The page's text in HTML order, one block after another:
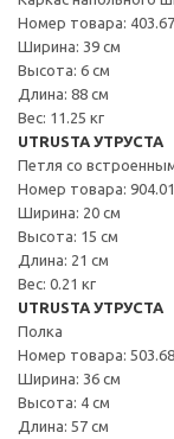
Номер товара:
Ширина: 39 см
Высота: 6 см
Длина: 88 см
Вес: 11.25 кг
UTRUSTA УТРУСТА
Петля со
Номер товара:
Ширина: 20 см
Высота: 15 см
Длина: 21 см
Вес: 0.21 кг
UTRUSTA УТРУСТА
Полка
Номер товара:
Ширина: 36 см
Высота: 4 см
Длина: 57 см